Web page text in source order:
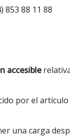
853 88 11 88
accesible
por el
una carga